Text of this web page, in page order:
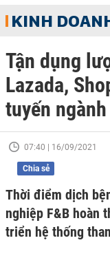
KINH
Tận dụng
Lazada,
tuyến
07:40 | 16/09/2021
Chia sẻ
Thời điểm dịch
nghiệp F&B hoàn
triển hệ thống